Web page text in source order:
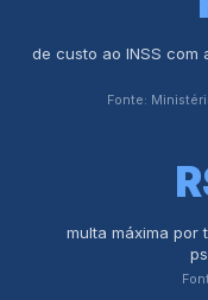
de custo ao INSS com
Fonte:
multa máxima por